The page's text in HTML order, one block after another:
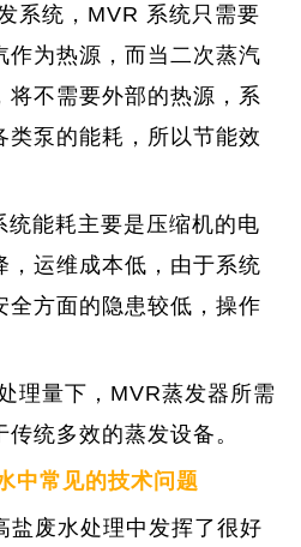
系统，MVR 系统只需要
作为热源，而当二次蒸汽
将不需要外部的热源，系
类泵的能耗，所以节能效
统能耗主要是压缩机的电
，运维成本低，由于系统
全方面的隐患较低，操作
理量下，MVR蒸发器所需
统多效的蒸发设备。
中常见的技术问题
盐废水处理中发挥了很好